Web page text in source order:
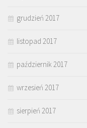
grudzień 2017
listopad 2017
październik 2017
wrzesień 2017
sierpień 2017